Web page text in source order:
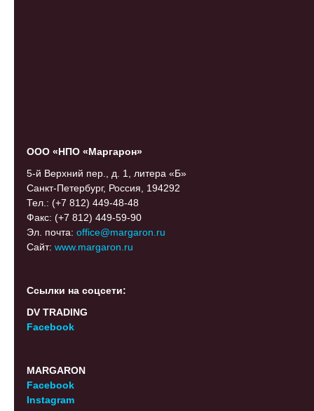
ООО «НПО «Маргарон»
5-й Верхний пер., д. 1, литера «Б»
Санкт-Петербург, Россия, 194292
Тел.: (+7 812) 449-48-48
Факс: (+7 812) 449-59-90
Эл. почта: office@margaron.ru
Сайт: www.margaron.ru
Ссылки на соцсети:
DV TRADING
Facebook
MARGARON
Facebook
Instagram